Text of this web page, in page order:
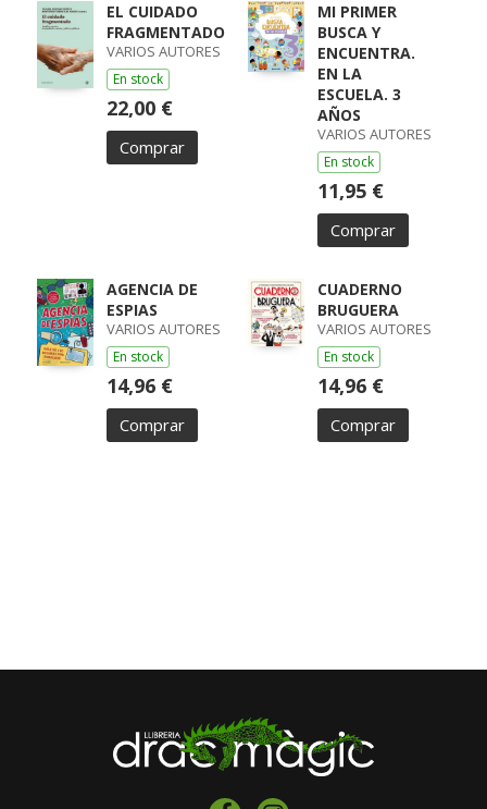
EL CUIDADO
FRAGMENTADO
VARIOS AUTORES
En stock
22,00 €
Comprar
MI PRIMER
BUSCA Y
ENCUENTRA.
EN LA
ESCUELA. 3
AÑOS
VARIOS AUTORES
En stock
11,95 €
Comprar
AGENCIA DE
ESPIAS
VARIOS AUTORES
En stock
14,96 €
Comprar
CUADERNO
BRUGUERA
VARIOS AUTORES
En stock
14,96 €
Comprar